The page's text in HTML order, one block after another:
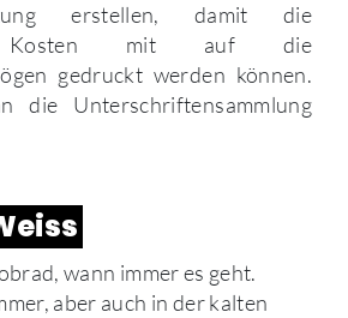
erstellen, damit die
Kosten mit auf die
gedruckt werden können.
die Unterschriftensammlung
wann immer es geht.
aber auch in der kalten